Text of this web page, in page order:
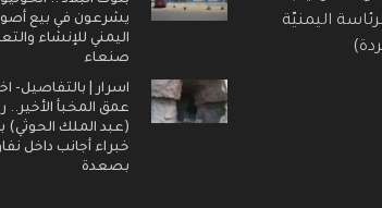
اليمنيّة
يشرعون في بيع
اليمني للإنشاء
صنعاء
اسرار | بالتفاصيل-
عمق المخبأ الأخير..
(عبد الملك الحوثي)
خبراء أجانب داخل
بصعدة